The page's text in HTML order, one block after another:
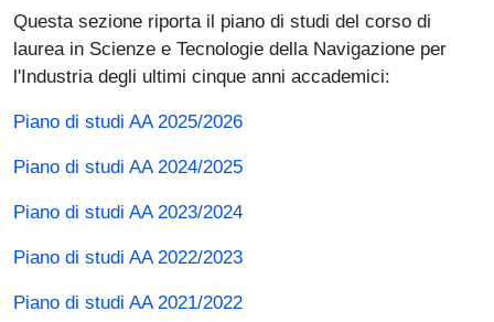
Questa sezione riporta il piano di studi del corso di
laurea in Scienze e Tecnologie della Navigazione per
l'Industria degli ultimi cinque anni accademici:
Piano di studi AA 2025/2026
Piano di studi AA 2024/2025
Piano di studi AA 2023/2024
Piano di studi AA 2022/2023
Piano di studi AA 2021/2022